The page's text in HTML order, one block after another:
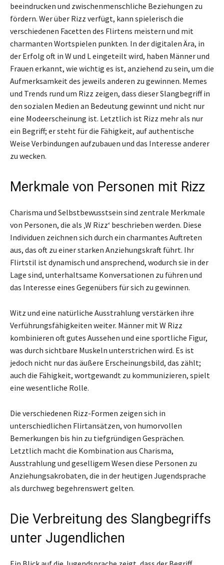
beeindrucken und zwischenmenschliche Beziehungen zu
fördern. Wer über Rizz verfügt, kann spielerisch die
verschiedenen Facetten des Flirtens meistern und mit
charmanten Wortspielen punkten. In der digitalen Ära, in
der Erfolg oft in W und L eingeteilt wird, haben Männer und
Frauen erkannt, wie wichtig es ist, anziehend zu sein, um die
Aufmerksamkeit des jeweils anderen zu gewinnen. Memes
und Trends rund um Rizz zeigen, dass dieser Slangbegriff in
den sozialen Medien an Bedeutung gewinnt und nicht nur
eine Modeerscheinung ist. Letztlich ist Rizz mehr als nur
ein Begriff; er steht für die Fähigkeit, auf authentische
Weise Verbindungen aufzubauen und das Interesse anderer
zu wecken.
Merkmale von Personen mit Rizz
Charisma und Selbstbewusstsein sind zentrale Merkmale
von Personen, die als ‚W Rizz‘ beschrieben werden. Diese
Individuen zeichnen sich durch ein charmantes Auftreten
aus, das oft zu einer starken Anziehungskraft führt. Ihr
Flirtstil ist dynamisch und ansprechend, wodurch sie in der
Lage sind, unterhaltsame Konversationen zu führen und
das Interesse eines Gegenübers für sich zu gewinnen.
Witz und eine natürliche Ausstrahlung verstärken ihre
Verführungsfähigkeiten weiter. Männer mit W Rizz
kombinieren oft gutes Aussehen und eine sportliche Figur,
was durch sichtbare Muskeln unterstrichen wird. Es ist
jedoch nicht nur das äußere Erscheinungsbild, das zählt;
auch die Fähigkeit, wortgewandt zu kommunizieren, spielt
eine wesentliche Rolle.
Die verschiedenen Rizz-Formen zeigen sich in
unterschiedlichen Flirtansätzen, von humorvollen
Bemerkungen bis hin zu tiefgründigen Gesprächen.
Letztlich macht die Kombination aus Charisma,
Ausstrahlung und geselligem Wesen diese Personen zu
Anziehungsakrobaten, die in der heutigen Jugendsprache
als durchweg begehrenswert gelten.
Die Verbreitung des Slangbegriffs
unter Jugendlichen